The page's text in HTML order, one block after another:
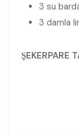
3 su
3 damla
ŞEKERPARE